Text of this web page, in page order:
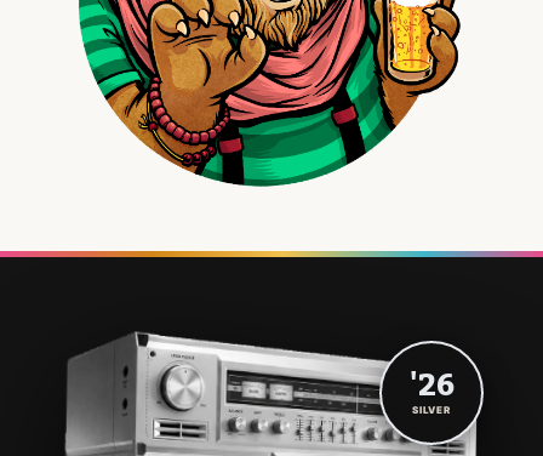
'26
SILVER